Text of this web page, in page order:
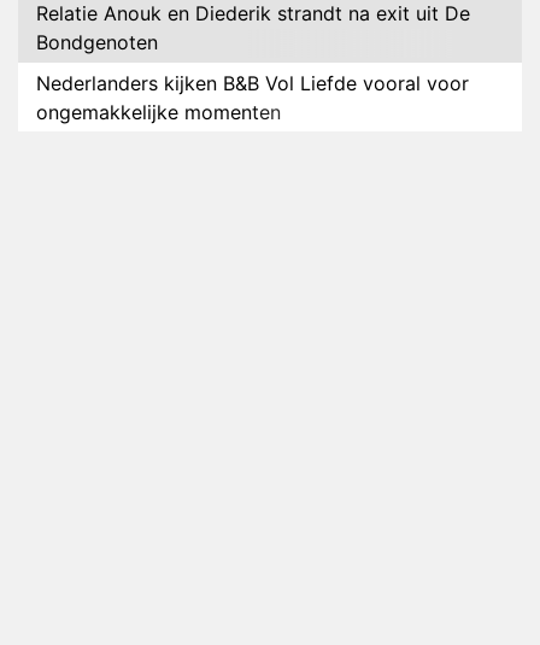
Relatie Anouk en Diederik strandt na exit uit De
Bondgenoten
Nederlanders kijken B&B Vol Liefde vooral voor
ongemakkelijke momenten